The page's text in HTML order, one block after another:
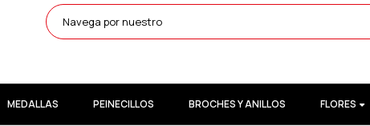
MEDALLAS PEINECILLOS BROCHES Y ANILLOS FLORES